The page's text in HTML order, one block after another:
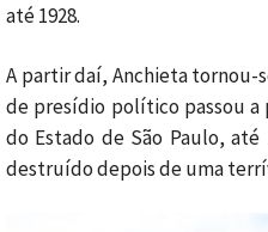
até 1928.
A partir daí, Anchieta tornou-
de presídio político passou a
do Estado de São Paulo,
destruído depois de uma